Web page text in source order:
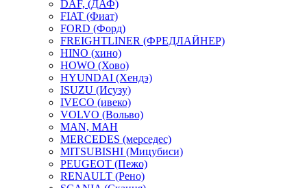
DAF, (ДАФ)
FIAT (Фиат)
FORD (Форд)
FREIGHTLINER (ФРЕДЛАЙНЕР)
HINO (хино)
HOWO (Хово)
HYUNDAI (Хендэ)
ISUZU (Исузу)
IVECO (ивеко)
VOLVO (Вольво)
MAN, МАН
MERCEDES (мерседес)
MITSUBISHI (Мицубиси)
PEUGEOT (Пежо)
RENAULT (Рено)